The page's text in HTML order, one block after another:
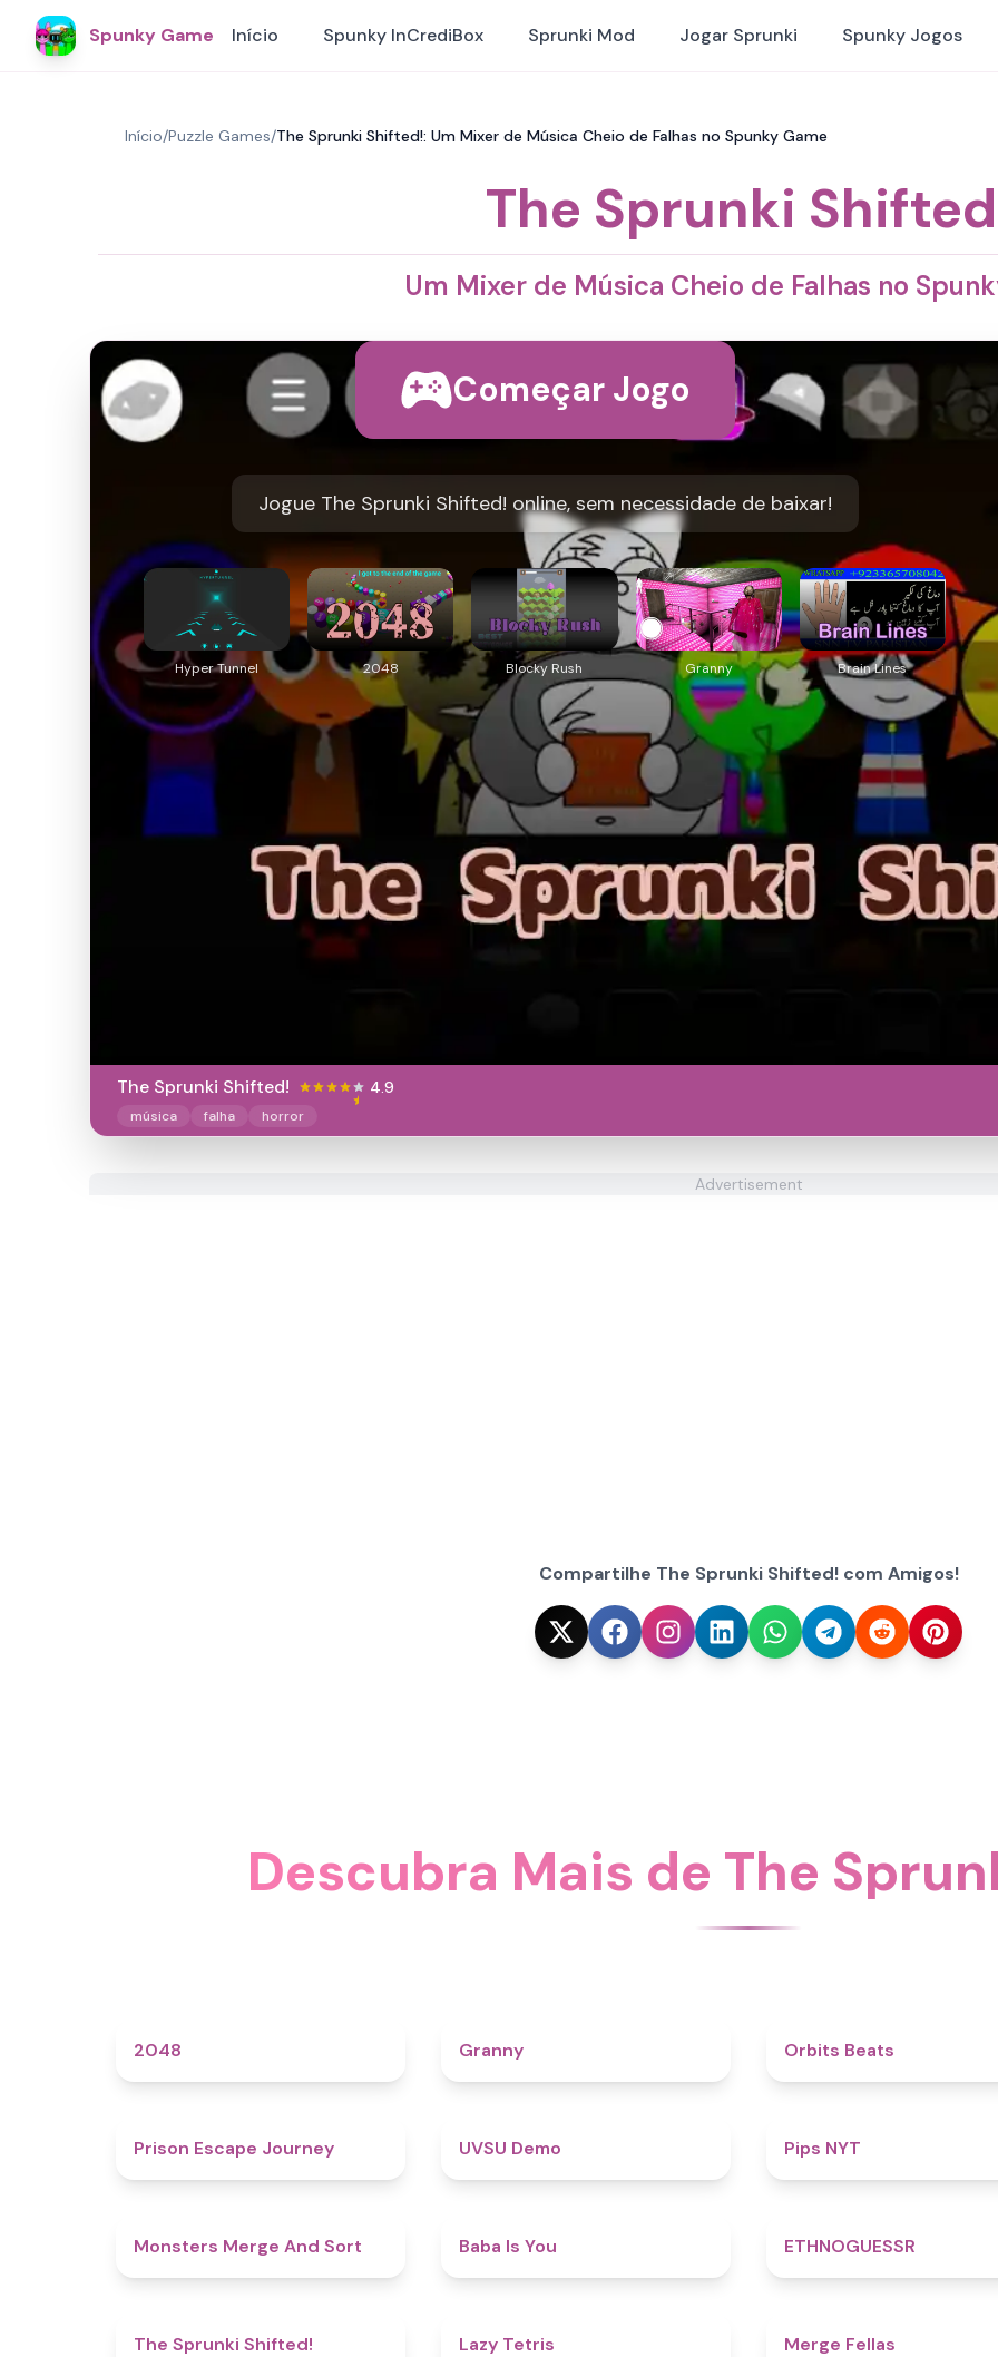
Spunky Game Início Spunky InCrediBox Sprunki Mod Jogar Sprunki Spunky Jogos
Início/Puzzle Games/The Sprunki Shifted!: Um Mixer de Música Cheio de Falhas no Spunky Game
The Sprunki
Um Mixer de Música Cheio de Falhas no
Começar Jogo
Jogue The Sprunki Shifted! online, sem necessidade de baixar!
Hyper Tunnel 2048 Blocky Rush Granny Brain Lines
The Sprunki Shifted! 4.9
música falha horror
Advertisement
Compartilhe The Sprunki Shifted! com Amigos!
Descubra Mais de The
2048 Granny Orbits Beats
Prison Escape Journey UVSU Demo Pips NYT
Monsters Merge And Sort Baba Is You ETHNOGUESSR
The Sprunki Shifted! Lazy Tetris Merge Fellas